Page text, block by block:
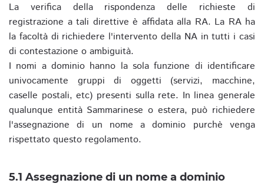
La verifica della rispondenza delle richieste di
registrazione a tali direttive è affidata alla RA. La RA ha
la facoltà di richiedere l'intervento della NA in tutti i casi
di contestazione o ambiguità.
I nomi a dominio hanno la sola funzione di identificare
univocamente gruppi di oggetti (servizi, macchine,
caselle postali, etc) presenti sulla rete. In linea generale
qualunque entità Sammarinese o estera, può richiedere
l'assegnazione di un nome a dominio purchè venga
rispettato questo regolamento.
5.1 Assegnazione di un nome a dominio